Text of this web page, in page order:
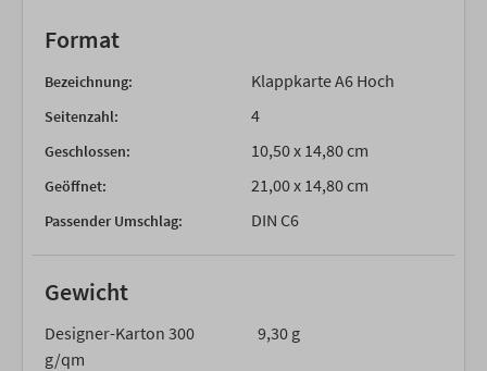
Format
Bezeichnung: Klappkarte A6 Hoch
Seitenzahl: 4
Geschlossen: 10,50 x 14,80 cm
Geöffnet: 21,00 x 14,80 cm
Passender Umschlag: DIN C6
Gewicht
Designer-Karton 300
g/qm
9,30 g